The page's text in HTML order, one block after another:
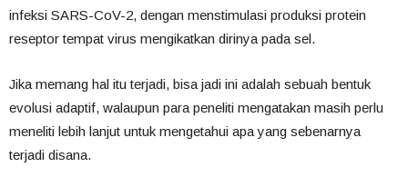
infeksi SARS-CoV-2, dengan menstimulasi produksi protein
reseptor tempat virus mengikatkan dirinya pada sel.
Jika memang hal itu terjadi, bisa jadi ini adalah sebuah bentuk
evolusi adaptif, walaupun para peneliti mengatakan masih perlu
meneliti lebih lanjut untuk mengetahui apa yang sebenarnya
terjadi disana.